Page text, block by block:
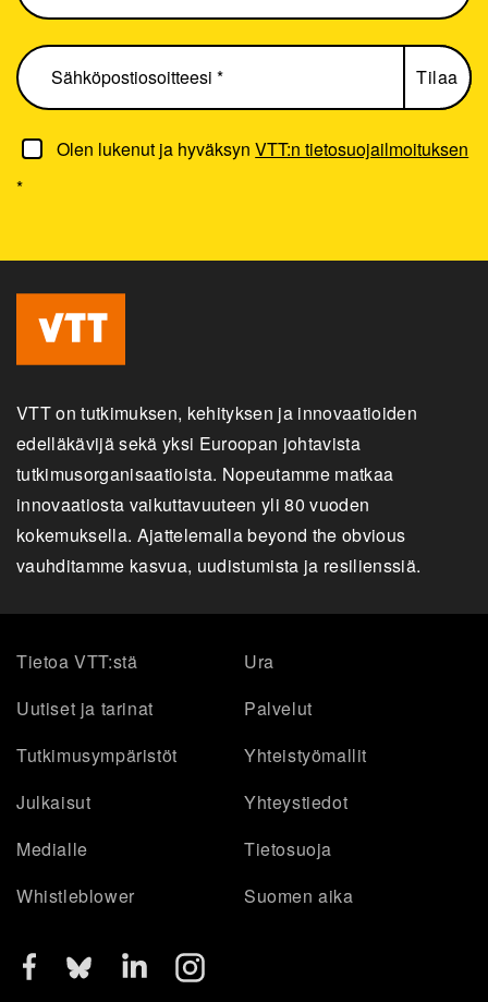
Olen lukenut ja hyväksynVTT:n tietosuojailmoituksen
*
VTT on tutkimuksen, kehityksen ja innovaatioiden
edelläkävijä sekä yksi Euroopan johtavista
tutkimusorganisaatioista. Nopeutamme matkaa
innovaatiosta vaikuttavuuteen yli 80 vuoden
kokemuksella. Ajattelemalla beyond the obvious
vauhditamme kasvua, uudistumista ja resilienssiä.
Tietoa VTT:stä
Ura
Uutiset ja tarinat
Palvelut
Tutkimusympäristöt
Yhteistyömallit
Julkaisut
Yhteystiedot
Medialle
Tietosuoja
Whistleblower
Suomen aika